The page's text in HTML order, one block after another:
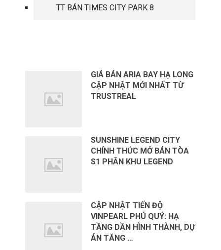
TT BÁN TIMES CITY PARK 8
GIÁ BÁN ARIA BAY HẠ LONG
CẬP NHẬT MỚI NHẤT TỪ
TRUSTREAL
SUNSHINE LEGEND CITY
CHÍNH THỨC MỞ BÁN TÒA
S1 PHÂN KHU LEGEND
CẬP NHẬT TIẾN ĐỘ
VINPEARL PHÚ QUÝ: HẠ
TẦNG DẦN HÌNH THÀNH, DỰ
ÁN TĂNG …